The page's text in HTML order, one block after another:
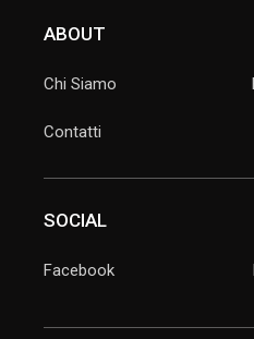
ABOUT
Chi Siamo
Contatti
SOCIAL
Facebook